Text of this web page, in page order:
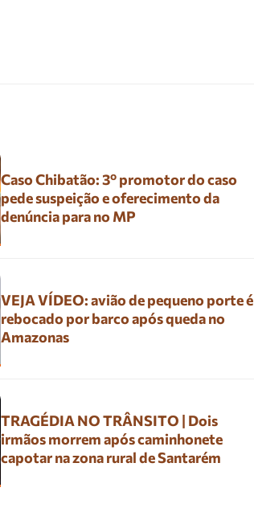
Caso Chibatão: 3º promotor do caso
pede suspeição e oferecimento da
denúncia para no MP
VEJA VÍDEO: avião de pequeno porte é
rebocado por barco após queda no
Amazonas
TRAGÉDIA NO TRÂNSITO | Dois
irmãos morrem após caminhonete
capotar na zona rural de Santarém